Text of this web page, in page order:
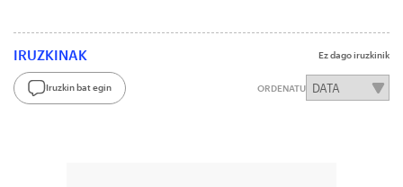
IRUZKINAK Ez dago iruzkinik
Iruzkin bat egin ORDENATU